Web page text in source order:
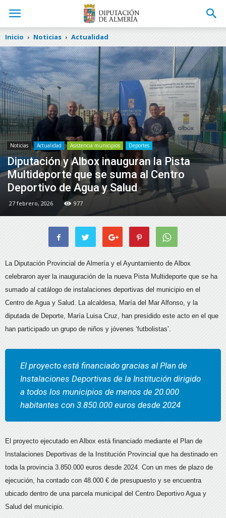
Inicio Noticias Actualidad
Noticias Actualidad Asistencia municipios Deportes
Diputación y Albox inauguran la Pista
Multideporte que se suma al Centro
Deportivo de Agua y Salud
27 febrero, 2026 977
La Diputación Provincial de Almería y el Ayuntamiento de Albox
celebraron ayer la inauguración de la nueva Pista Multideporte que se ha
sumado al catálogo de instalaciones deportivas del municipio en el
Centro de Agua y Salud. La alcaldesa, María del Mar Alfonso, y la
diputada de Deporte, María Luisa Cruz, han presidido este acto en el que
han participado un grupo de niños y jóvenes ‘futbolistas’.
El proyecto está financiado gracias al Plan de
Instalaciones Deportivas de la Institución dirigido
a todos los municipios de menos de 20.000
habitantes con 3.850.000 euros desde 2024
El proyecto ejecutado en Albox está financiado mediante el Plan de
Instalaciones Deportivas de la Institución Provincial que ha destinado en
toda la provincia 3.850.000 euros desde 2024. Con un mes de plazo de
ejecución, ha contado con 48.000 € de presupuesto y se encuentra
ubicado dentro de una parcela municipal del Centro Deportivo Agua y
Salud del municipio.